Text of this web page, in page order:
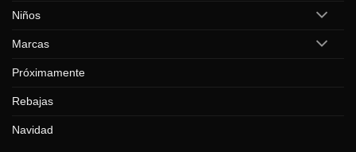
Niños
Marcas
Próximamente
Rebajas
Navidad